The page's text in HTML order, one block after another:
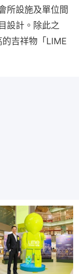
所設施及單位間
設計。除此之
吉祥物「LIME